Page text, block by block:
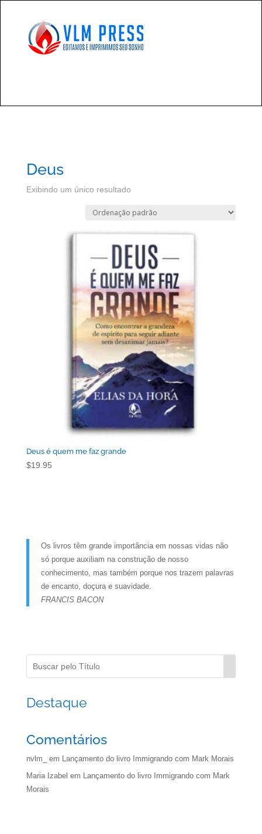
Deus
Exibindo um único resultado
Deus é quem me faz grande
$19.95
Os livros têm grande importância em nossas vidas não
só porque auxiliam na construção de nosso
conhecimento, mas também porque nos trazem palavras
de encanto, doçura e suavidade.
FRANCIS BACON
Destaque
Comentários
nvlm_ em Lançamento do livro Immigrando com Mark Morais
Maria Izabel em Lançamento do livro Immigrando com Mark
Morais